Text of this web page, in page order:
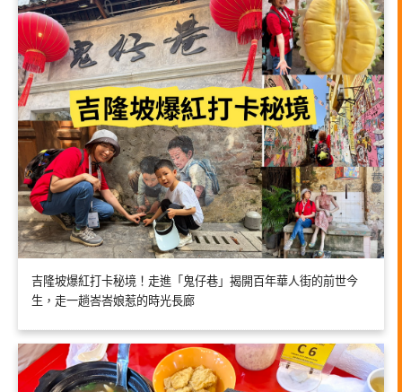
吉隆坡爆紅打卡秘境！走進「鬼仔巷」揭開百年華人街的前世今
生，走一趟峇峇娘惹的時光長廊